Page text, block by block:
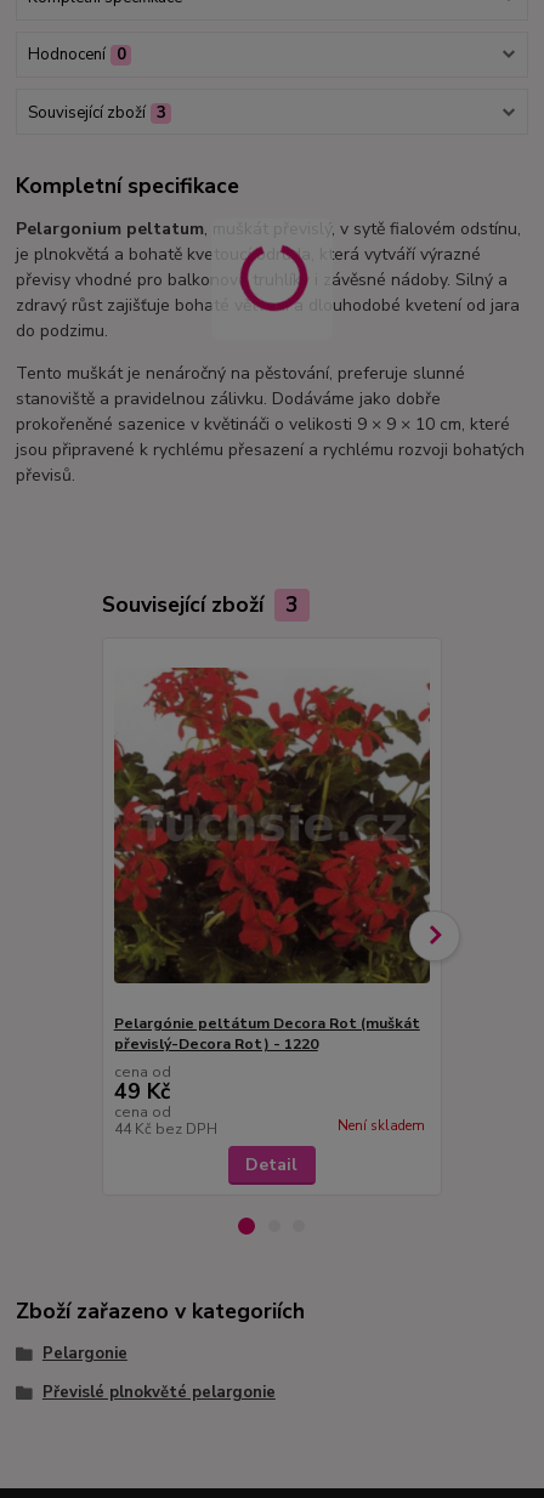
Hodnocení 0
Související zboží 3
Kompletní specifikace
Pelargonium peltatum, muškát převislý, v sytě fialovém odstínu,
je plnokvětá a bohatě kvetoucí odrůda, která vytváří výrazné
převisy vhodné pro balkonové truhlíky i závěsné nádoby. Silný a
zdravý růst zajišťuje bohaté větvení a dlouhodobé kvetení od jara
do podzimu.
Tento muškát je nenáročný na pěstování, preferuje slunné
stanoviště a pravidelnou zálivku. Dodáváme jako dobře
prokořeněné sazenice v květináči o velikosti 9 × 9 × 10 cm, které
jsou připravené k rychlému přesazení a rychlému rozvoji bohatých
převisů.
Související zboží 3
Pelargónie peltátum Decora Rot (muškát
převislý-Decora Rot) - 1220
cena od
49 Kč
cena od
44 Kč bez DPH Není skladem
Detail
Zboží zařazeno v kategoriích
Pelargonie
Převislé plnokvěté pelargonie